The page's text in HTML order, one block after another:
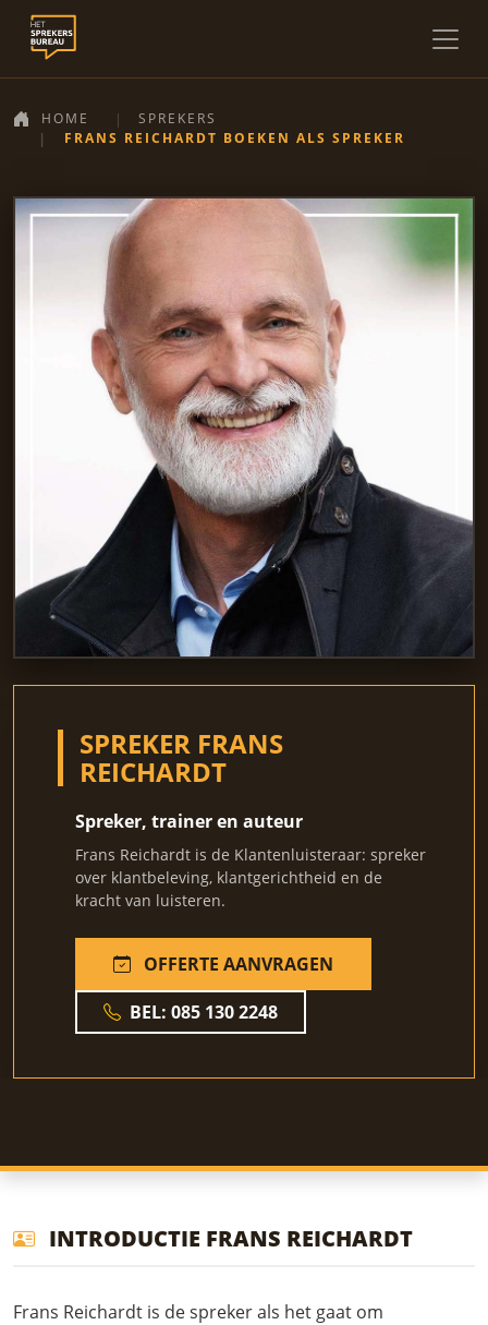
HOME
SPREKERS
FRANS REICHARDT BOEKEN ALS SPREKER
SPREKER FRANS
REICHARDT
Spreker, trainer en auteur
Frans Reichardt is de Klantenluisteraar: spreker
over klantbeleving, klantgerichtheid en de
kracht van luisteren.
OFFERTE AANVRAGEN
BEL: 085 130 2248
INTRODUCTIE FRANS REICHARDT
Frans Reichardt is de spreker als het gaat om